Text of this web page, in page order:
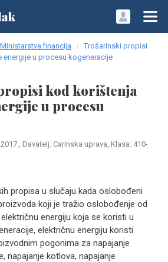
financija
Trošarinski propisi
energije u procesu kogeneracije
kod korištenja
u procesu
Davatelj: Carinska uprava, Klasa: 410-
propisa u slučaju kada oslobođeni
koji je tražio oslobođenje od
energiju koja se koristi u
električnu energiju koristi
pogonima za napajanje
napajanje kotlova, napajanje